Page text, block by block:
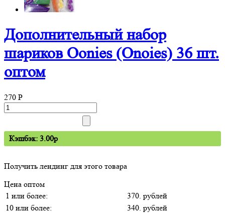
Дополнительный набор
шариков Oonies (Onoies) 36 шт.
оптом
270 P
Кэшбэк: 3.00p
Получить лендинг для этого товара
Цена оптом
1 или более:
370. рублей
10 или более:
340. рублей